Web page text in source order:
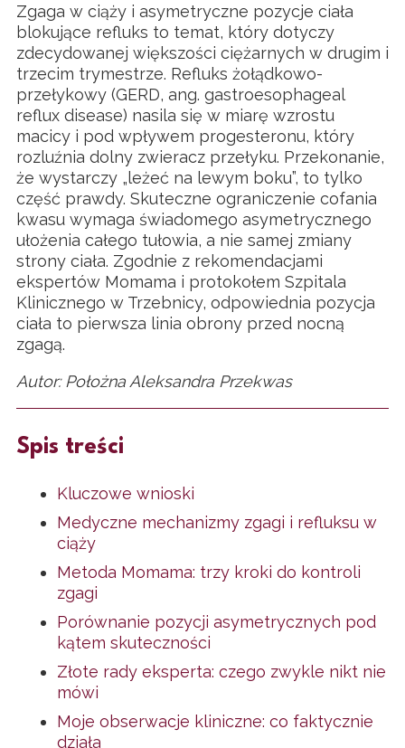
Zgaga w ciąży i asymetryczne pozycje ciała
blokujące refluks to temat, który dotyczy
zdecydowanej większości ciężarnych w drugim i
trzecim trymestrze. Refluks żołądkowo-
przełykowy (GERD, ang. gastroesophageal
reflux disease) nasila się w miarę wzrostu
macicy i pod wpływem progesteronu, który
rozluźnia dolny zwieracz przełyku. Przekonanie,
że wystarczy „leżeć na lewym boku”, to tylko
część prawdy. Skuteczne ograniczenie cofania
kwasu wymaga świadomego asymetrycznego
ułożenia całego tułowia, a nie samej zmiany
strony ciała. Zgodnie z rekomendacjami
ekspertów Momama i protokołem Szpitala
Klinicznego w Trzebnicy, odpowiednia pozycja
ciała to pierwsza linia obrony przed nocną
zgagą.
Autor: Położna Aleksandra Przekwas
Spis treści
Kluczowe wnioski
Medyczne mechanizmy zgagi i refluksu w
ciąży
Metoda Momama: trzy kroki do kontroli
zgagi
Porównanie pozycji asymetrycznych pod
kątem skuteczności
Złote rady eksperta: czego zwykle nikt nie
mówi
Moje obserwacje kliniczne: co faktycznie
działa